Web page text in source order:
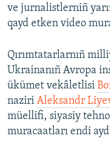
ve jurnalistlerniñ
qayd etken video
Qırımtatarlarnıñ
Ukrainanıñ Avropa
ükümet vekâletlisi
naziri Aleksandr
müellifi, siyasiy
muracaatları endi